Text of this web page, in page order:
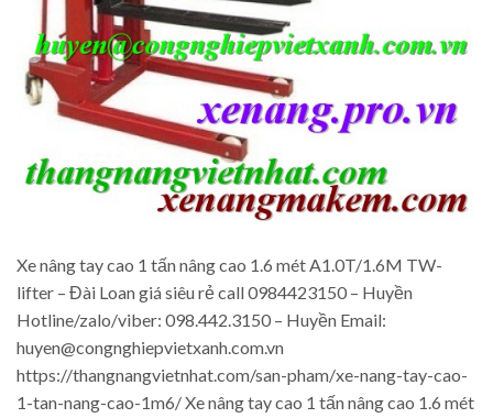
Xe nâng tay cao 1 tấn nâng cao 1.6 mét A1.0T/1.6M TW-
lifter – Đài Loan giá siêu rẻ call 0984423150 – Huyền
Hotline/zalo/viber: 098.442.3150 – Huyền Email:
huyen@congnghiepvietxanh.com.vn
https://thangnangvietnhat.com/san-pham/xe-nang-tay-cao-
1-tan-nang-cao-1m6/ Xe nâng tay cao 1 tấn nâng cao 1.6 mét